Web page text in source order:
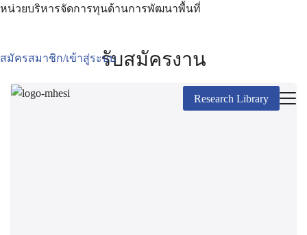
หน่วยบริหารจัดการทุนด้านการพัฒนาพื้นที่
สมัครสมาชิก/เข้าสู่ระบบ
Research Library
รับสมัครงาน